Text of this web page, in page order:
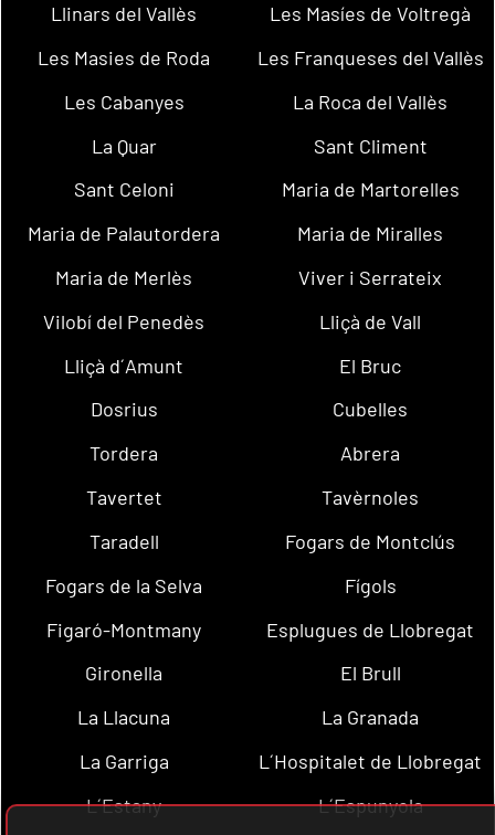
Llinars del Vallès
Les Masíes de Voltregà
Les Masies de Roda
Les Franqueses del Vallès
Les Cabanyes
La Roca del Vallès
La Quar
Sant Climent
Sant Celoni
Maria de Martorelles
Maria de Palautordera
Maria de Miralles
Maria de Merlès
Viver i Serrateix
Vilobí del Penedès
Lliçà de Vall
Lliçà d´Amunt
El Bruc
Dosrius
Cubelles
Tordera
Abrera
Tavertet
Tavèrnoles
Taradell
Fogars de Montclús
Fogars de la Selva
Fígols
Figaró-Montmany
Esplugues de Llobregat
Gironella
El Brull
La Llacuna
La Granada
La Garriga
L´Hospitalet de Llobregat
L´Estany
L´Espunyola